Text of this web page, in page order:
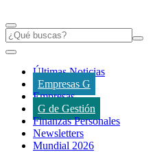
Últimas Noticias
Empresas G
Empresas
G de Gestión
Finanzas Personales
Newsletters
Mundial 2026